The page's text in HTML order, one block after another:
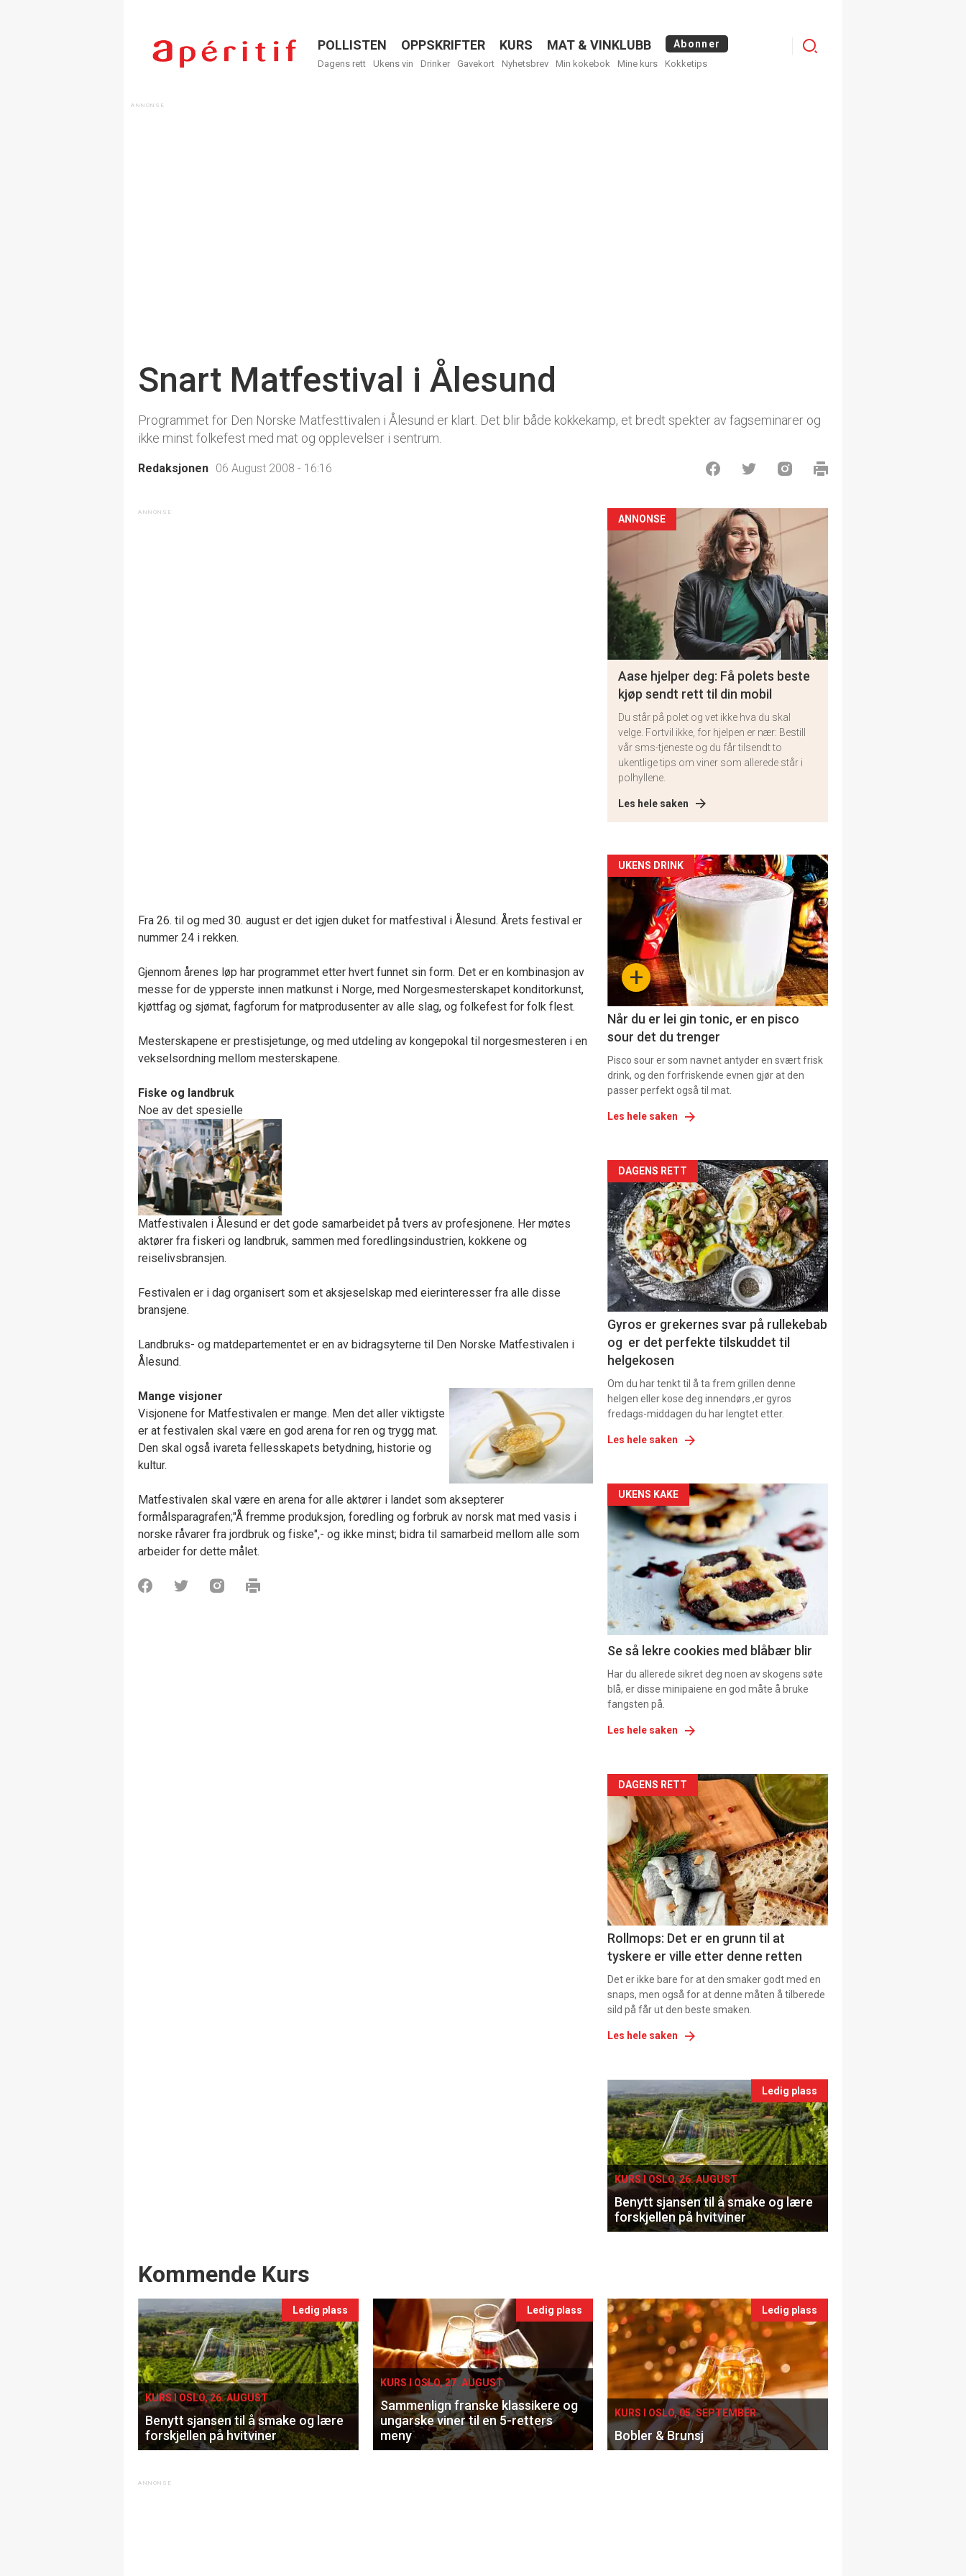
Menu
POLLISTEN OPPSKRIFTER KURS MAT & VINKLUBB Abonner
Dagens rett Ukens vin Drinker Gavekort Nyhetsbrev Min kokebok Mine kurs Kokketips
Logg
Snart Matfestival i Ålesund
Programmet for Den Norske Matfesttivalen i Ålesund er klart. Det blir både kokkekamp, et bredt spekter av fagseminarer og
ikke minst folkefest med mat og opplevelser i sentrum.
Redaksjonen 06 August 2008 - 16:16
Fra 26. til og med 30. august er det igjen duket for matfestival i Ålesund. Årets festival er
nummer 24 i rekken.
Gjennom årenes løp har programmet etter hvert funnet sin form. Det er en kombinasjon av
messe for de ypperste innen matkunst i Norge, med Norgesmesterskapet konditorkunst,
kjøttfag og sjømat, fagforum for matprodusenter av alle slag, og folkefest for folk flest.
Mesterskapene er prestisjetunge, og med utdeling av kongepokal til norgesmesteren i en
vekselsordning mellom mesterskapene.
Fiske og landbruk
Noe av det spesielle
Matfestivalen i Ålesund er det gode samarbeidet på tvers av profesjonene. Her møtes
aktører fra fiskeri og landbruk, sammen med foredlingsindustrien, kokkene og
reiselivsbransjen.
Festivalen er i dag organisert som et aksjeselskap med eierinteresser fra alle disse
bransjene.
Landbruks- og matdepartementet er en av bidragsyterne til Den Norske Matfestivalen i
Ålesund.
Mange visjoner
Visjonene for Matfestivalen er mange. Men det aller viktigste
er at festivalen skal være en god arena for ren og trygg mat.
Den skal også ivareta fellesskapets betydning, historie og
kultur.
Matfestivalen skal være en arena for alle aktører i landet som aksepterer
formålsparagrafen;"Å fremme produksjon, foredling og forbruk av norsk mat med vasis i
norske råvarer fra jordbruk og fiske",- og ikke minst; bidra til samarbeid mellom alle som
arbeider for dette målet.
ANNONSE
Aase hjelper deg: Få polets beste
kjøp sendt rett til din mobil
Du står på polet og vet ikke hva du skal
velge. Fortvil ikke, for hjelpen er nær: Bestill
vår sms-tjeneste og du får tilsendt to
ukentlige tips om viner som allerede står i
polhyllene.
Les hele saken
Artikler
detail
section
11+
UKENS DRINK
Når du er lei gin tonic, er en pisco
sour det du trenger
Pisco sour er som navnet antyder en svært frisk
drink, og den forfriskende evnen gjør at den
passer perfekt også til mat.
Les hele saken
Artikler
detail
-
section
11
Dagens
rett
DAGENS RETT
Gyros er grekernes svar på rullekebab
og er det perfekte tilskuddet til
helgekosen
Om du har tenkt til å ta frem grillen denne
helgen eller kose deg innendørs ,er gyros
fredags-middagen du har lengtet etter.
Les hele saken
Artikler
detail
-
section
11
Dagens
rett
2
UKENS KAKE
Se så lekre cookies med blåbær blir
Har du allerede sikret deg noen av skogens søte
blå, er disse minipaiene en god måte å bruke
fangsten på.
Les hele saken
Artikler
detail
-
section
11
Ukens
vin
DAGENS RETT
Rollmops: Det er en grunn til at
tyskere er ville etter denne retten
Det er ikke bare for at den smaker godt med en
snaps, men også for at denne måten å tilberede
sild på får ut den beste smaken.
Les hele saken
Events
single
Ledig plass
KURS I OSLO, 26. AUGUST
Benytt sjansen til å smake og lære
forskjellen på hvitviner
Events
Kommende Kurs
Ledig plass
KURS I OSLO, 26. AUGUST
Benytt sjansen til å smake og lære
forskjellen på hvitviner
Ledig plass
KURS I OSLO, 27. AUGUST
Sammenlign franske klassikere og
ungarske viner til en 5-retters
meny
Ledig plass
KURS I OSLO, 05. SEPTEMBER
Bobler & Brunsj